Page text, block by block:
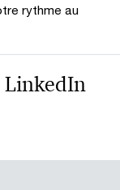
rythme au
LinkedIn